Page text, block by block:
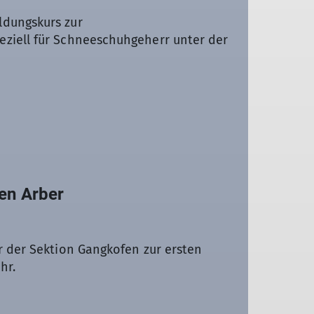
zur
für Schneeschuhgeherr unter der
Arber
Sektion Gangkofen zur ersten